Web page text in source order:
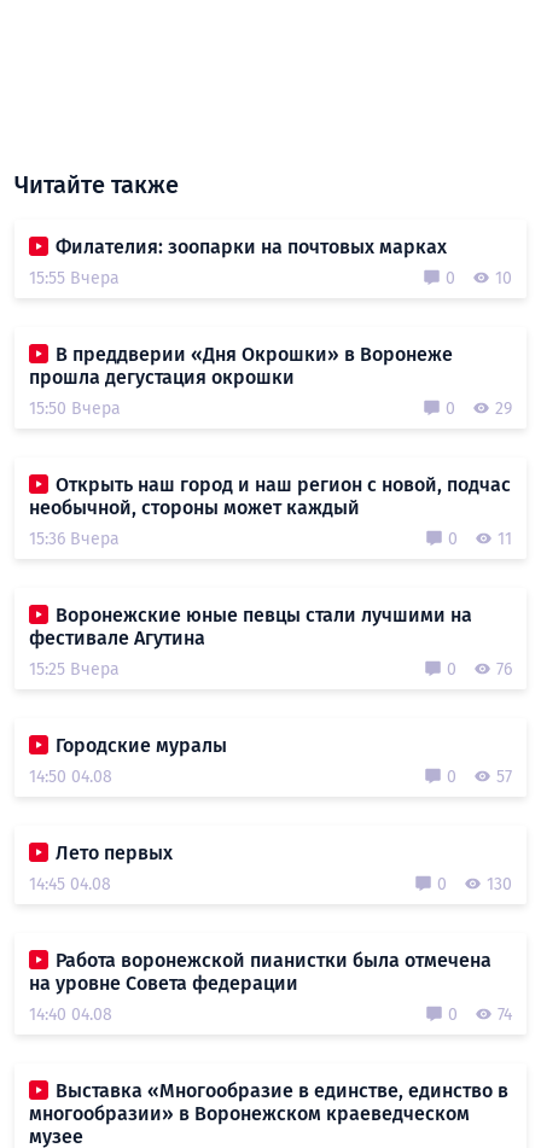
Читайте также
Филателия: зоопарки на почтовых марках
15:55 Вчера 0 10
В преддверии «Дня Окрошки» в Воронеже
прошла дегустация окрошки
15:50 Вчера 0 29
Открыть наш город и наш регион с новой, подчас
необычной, стороны может каждый
15:36 Вчера 0 11
Воронежские юные певцы стали лучшими на
фестивале Агутина
15:25 Вчера 0 76
Городские муралы
14:50 04.08 0 57
Лето первых
14:45 04.08 0 130
Работа воронежской пианистки была отмечена
на уровне Совета федерации
14:40 04.08 0 74
Выставка «Многообразие в единстве, единство в
многообразии» в Воронежском краеведческом
музее